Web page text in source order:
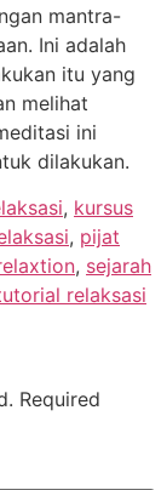
mantra-
Ini adalah
itu yang
melihat
ini
dilakukan.
, kursus
, pijat
, sejarah
relaksasi
Required